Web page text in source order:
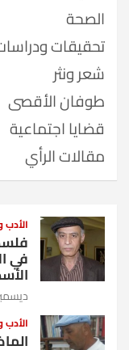
الصحة
تحقيقات
شعر ونثر
طوفان الأقصى
قضايا اجتماعية
مقالات الرأي
الأدب
في
ديسمبر 15,
الأدب